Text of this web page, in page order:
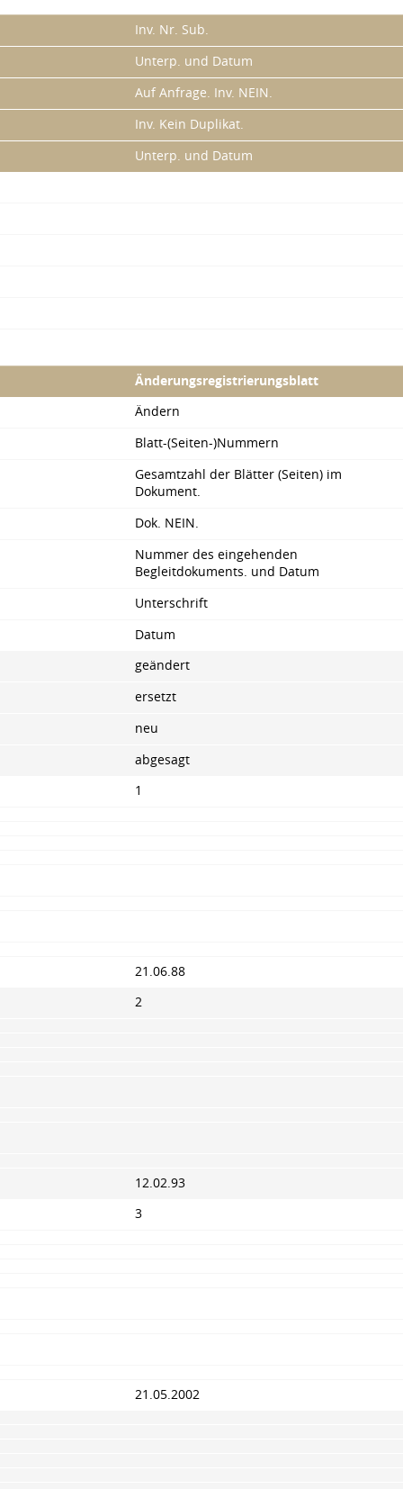
Inv. Nr. Sub.
Unterp. und Datum
Auf Anfrage. Inv. NEIN.
Inv. Kein Duplikat.
Unterp. und Datum
Änderungsregistrierungsblatt
Ändern
Blatt-(Seiten-)Nummern
Gesamtzahl der Blätter (Seiten) im
Dokument.
Dok. NEIN.
Nummer des eingehenden
Begleitdokuments. und Datum
Unterschrift
Datum
geändert
ersetzt
neu
abgesagt
1
21.06.88
2
12.02.93
3
21.05.2002